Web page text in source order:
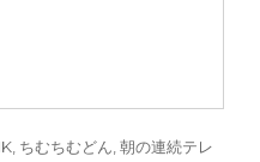
, ちむちむどん,朝の連続テレ